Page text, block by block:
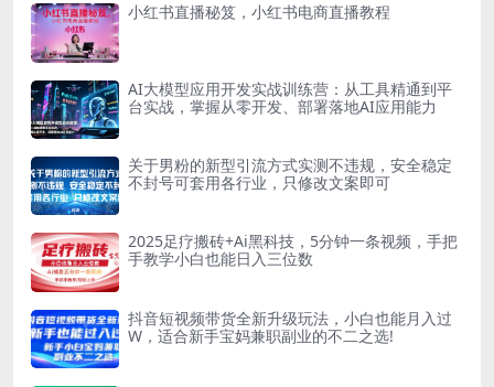
小红书直播秘笈，小红书电商直播教程
AI大模型应用开发实战训练营：从工具精通到平
台实战，掌握从零开发、部署落地AI应用能力
关于男粉的新型引流方式实测不违规，安全稳定
不封号可套用各行业，只修改文案即可
2025足疗搬砖+Ai黑科技，5分钟一条视频，手把
手教学小白也能日入三位数
抖音短视频带货全新升级玩法，小白也能月入过
W，适合新手宝妈兼职副业的不二之选!